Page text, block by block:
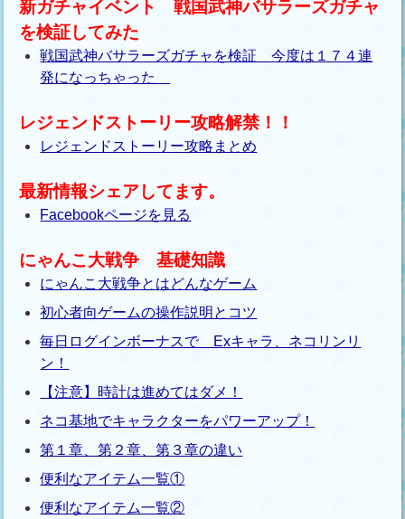
新ガチャイベント 戦国武神バサラーズガチャ
を検証してみた
戦国武神バサラーズガチャを検証 今度は１７４連
発になっちゃった
レジェンドストーリー攻略解禁！！
レジェンドストーリー攻略まとめ
最新情報シェアしてます。
Facebookページを見る
にゃんこ大戦争 基礎知識
にゃんこ大戦争とはどんなゲーム
初心者向ゲームの操作説明とコツ
毎日ログインボーナスで Exキャラ、ネコリンリ
ン！
【注意】時計は進めてはダメ！
ネコ基地でキャラクターをパワーアップ！
第１章、第２章、第３章の違い
便利なアイテム一覧①
便利なアイテム一覧②